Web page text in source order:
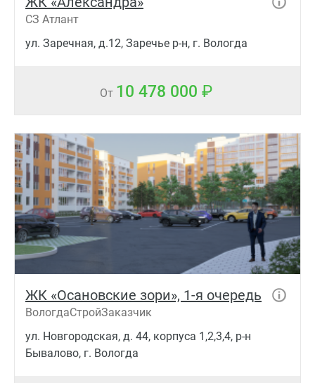
СЗ Атлант
ул. Заречная, д.12, Заречье р-н, г. Вологда
От 10 478 000
ЖК «Осановские зори», 1-я очередь
ВологдаСтройЗаказчик
ул. Новгородская, д. 44, корпуса 1,2,3,4, р-н
Бывалово, г. Вологда